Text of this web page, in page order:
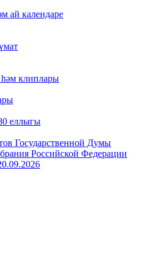
ай календаре
клиплары
еллыгы
Государственной Думы
Российской Федерации